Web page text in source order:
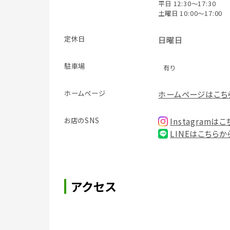
平日 12:30～17:30
土曜日 10:00～17:00
定休日 日曜日
駐車場 有り
ホームページ ホームページはこち
お店のSNS
Instagramはこ
LINEはこちらか
アクセス